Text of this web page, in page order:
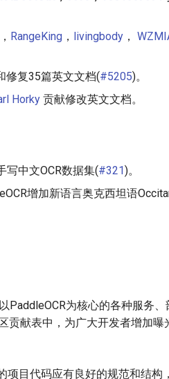
， RangeKing ， livingbody ，
修复35篇英文文档(#5205)。
Horky 贡献修改英文文档。
写中文OCR数据集(#321)。
增加新语言奥克西坦语
PaddleOCR为核心的各种服务
贡献表中，为广大开发者增加曝
项目代码应有良好的规范和结构